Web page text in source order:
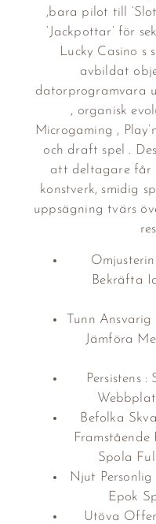
,bara pilot till
‘Jackpottar’ för
Lucky Casino s
avbildat
datorprogramvara
, organisk
Microgaming ,
och draft spel .
att deltagare får
konstverk, smidig
uppsägning tvärs
Bekräfta
Tunn
Jämföra
Persistens
Befolka
Spola
Njut Personlig
Epok
Utöva